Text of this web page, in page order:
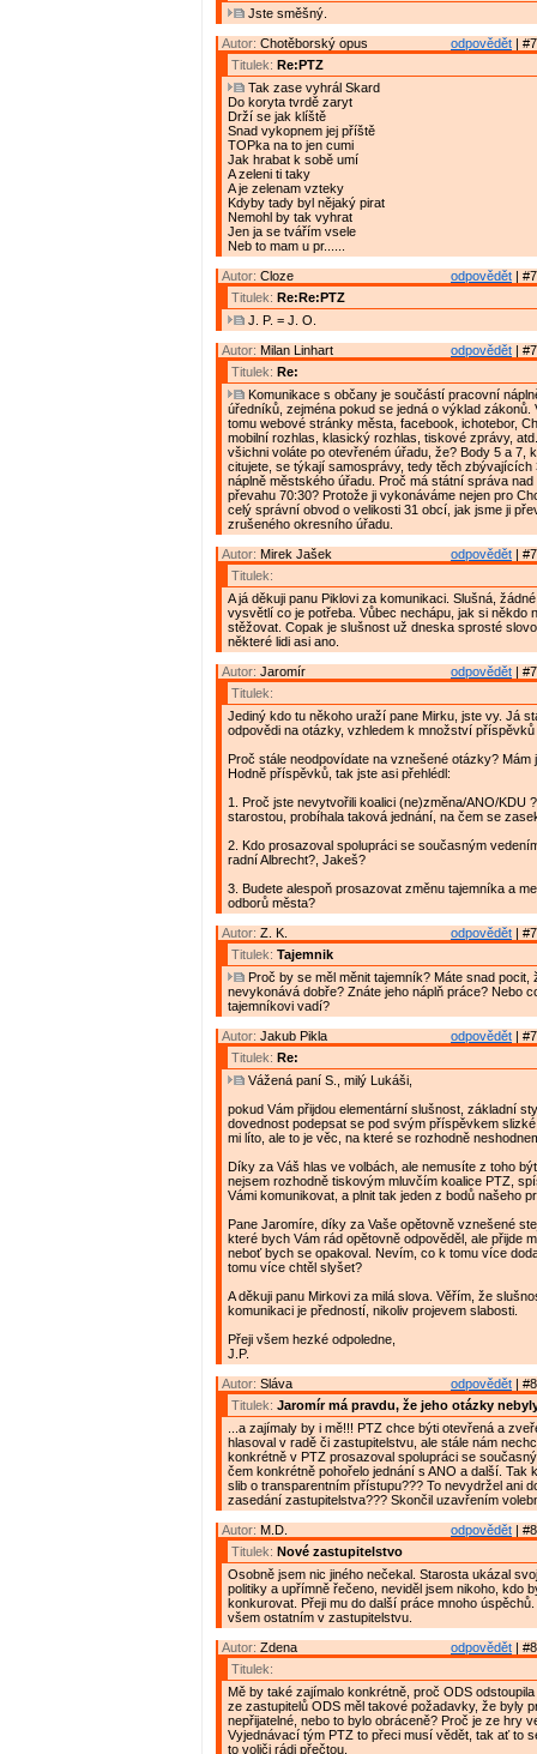
Jste směšný.
odpovědět |
Autor: Chotěborský opus
Titulek: Re:PTZ
Tak zase vyhrál Skard
Do koryta tvrdě zaryt
Drží se jak klíště
Snad vykopnem jej příště
TOPka na to jen cumi
Jak hrabat k sobě umí
A zeleni ti taky
A je zelenam vzteky
Kdyby tady byl nějaký pirat
Nemohl by tak vyhrat
Jen ja se tvářím vsele
Neb to mam u pr......
odpovědět |
Autor: Cloze
Titulek: Re:Re:PTZ
J. P. = J. O.
odpovědět |
Autor: Milan Linhart
Titulek: Re:
Komunikace s občany je součástí pracovní
úředníků, zejména pokud se jedná o výklad zákonů.
tomu webové stránky města, facebook, ichotebor,
mobilní rozhlas, klasický rozhlas, tiskové zprávy,
všichni voláte po otevřeném úřadu, že? Body 5 a 7,
citujete, se týkají samosprávy, tedy těch zbývajících
náplně městského úřadu. Proč má státní správa
převahu 70:30? Protože ji vykonáváme nejen pro
celý správní obvod o velikosti 31 obcí, jak jsme ji
zrušeného okresního úřadu.
odpovědět |
Autor: Mirek Jašek
Titulek:
A já děkuji panu Piklovi za komunikaci. Slušná,
vysvětlí co je potřeba. Vůbec nechápu, jak si někdo
stěžovat. Copak je slušnost už dneska sprosté
některé lidi asi ano.
odpovědět |
Autor: Jaromír
Titulek:
Jediný kdo tu někoho uraží pane Mirku, jste vy. Já
odpovědi na otázky, vzhledem k množství příspěvků
Proč stále neodpovídate na vznešené otázky? Mám
Hodně příspěvků, tak jste asi přehlédl:
1. Proč jste nevytvořili koalici (ne)změna/ANO/KDU
starostou, probíhala taková jednání, na čem se
2. Kdo prosazoval spolupráci se současným
radní Albrecht?, Jakeš?
3. Budete alespoň prosazovat změnu tajemníka a
odborů města?
odpovědět |
Autor: Z. K.
Titulek: Tajemnik
Proč by se měl měnit tajemník? Máte snad pocit,
nevykonává dobře? Znáte jeho náplň práce? Nebo
tajemníkovi vadí?
odpovědět |
Autor: Jakub Pikla
Titulek: Re:
Vážená paní S., milý Lukáši,
pokud Vám přijdou elementární slušnost, základní
dovednost podepsat se pod svým příspěvkem
mi líto, ale to je věc, na které se rozhodně
Díky za Váš hlas ve volbách, ale nemusíte z toho
nejsem rozhodně tiskovým mluvčím koalice PTZ,
Vámi komunikovat, a plnit tak jeden z bodů našeho
Pane Jaromíre, díky za Vaše opětovně vznešené
které bych Vám rád opětovně odpověděl, ale přijde
neboť bych se opakoval. Nevím, co k tomu více
tomu více chtěl slyšet?
A děkuji panu Mirkovi za milá slova. Věřím, že
komunikaci je předností, nikoliv projevem slabosti.
Přeji všem hezké odpoledne,
J.P.
odpovědět |
Autor: Sláva
Titulek: Jaromír má pravdu, že jeho otázky
...a zajímaly by i mě!!! PTZ chce býti otevřená a
hlasoval v radě či zastupitelstvu, ale stále nám
konkrétně v PTZ prosazoval spolupráci se
čem konkrétně pohořelo jednání s ANO a další. Tak
slib o transparentním přístupu??? To nevydržel ani
zasedání zastupitelstva??? Skončil uzavřením
odpovědět |
Autor: M.D.
Titulek: Nové zastupitelstvo
Osobně jsem nic jiného nečekal. Starosta ukázal
politiky a upřímně řečeno, neviděl jsem nikoho, kdo
konkurovat. Přeji mu do další práce mnoho úspěchů.
všem ostatním v zastupitelstvu.
odpovědět |
Autor: Zdena
Titulek:
Mě by také zajímalo konkrétně, proč ODS
ze zastupitelů ODS měl takové požadavky, že byly
nepřijatelné, nebo to bylo obráceně? Proč je ze hry
Vyjednávací tým PTZ to přeci musí vědět, tak ať to
to voliči rádi přečtou.